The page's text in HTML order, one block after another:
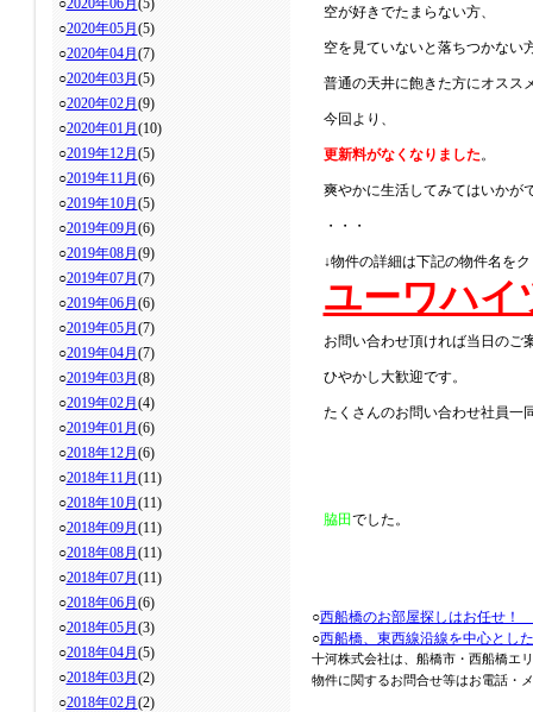
○2020年06月 (5)
○2020年05月 (5)
○2020年04月 (7)
○2020年03月 (5)
○2020年02月 (9)
○2020年01月 (10)
○2019年12月 (5)
○2019年11月 (6)
○2019年10月 (5)
○2019年09月 (6)
○2019年08月 (9)
○2019年07月 (7)
○2019年06月 (6)
○2019年05月 (7)
○2019年04月 (7)
○2019年03月 (8)
○2019年02月 (4)
○2019年01月 (6)
○2018年12月 (6)
○2018年11月 (11)
○2018年10月 (11)
○2018年09月 (11)
○2018年08月 (11)
○2018年07月 (11)
○2018年06月 (6)
○2018年05月 (3)
○2018年04月 (5)
○2018年03月 (2)
○2018年02月 (2)
空が好きでたまらない方、
空を見ていないと落ちつかない
普通の天井に飽きた方にオスス
今回より、
更新料がなくなりました。
爽やかに生活してみてはいかが
・・・
↓物件の詳細は下記の物件名を
ユーワハイ
お問い合わせ頂ければ当日のご
ひやかし大歓迎です。
たくさんのお問い合わせ社員一
脇田でした。
○西船橋のお部屋探しはお任せ！
○西船橋、東西線沿線を中心とし
十河株式会社は、船橋市・西船橋エ
物件に関するお問合せ等はお電話・